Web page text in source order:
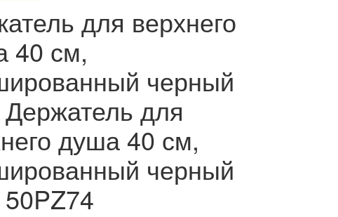
для верхнего
40 см,
черный
для
душа 40 см,
черный